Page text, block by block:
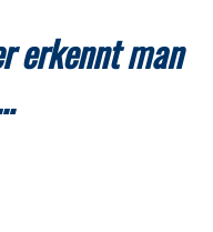
erkennt man